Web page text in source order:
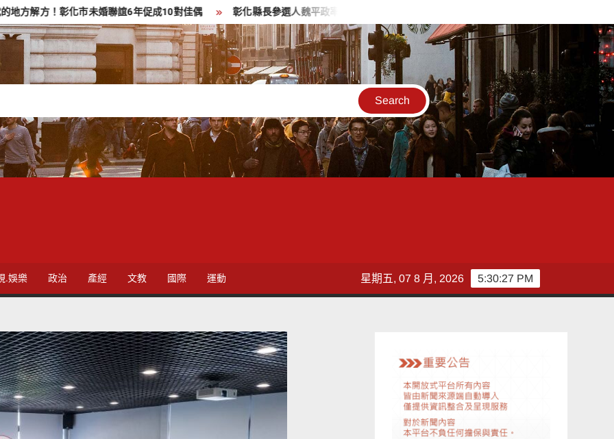
化市未婚聯誼6年促成10對佳偶 彰化縣長參選人魏平政率議員團隊攜手造勢 盼翻轉彰化打造新局
.娛樂 政治 產經 文教 國際 運動 5:30:29 PM
星期五, 07 8 月, 2026